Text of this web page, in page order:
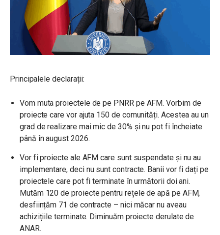
Principalele declarații:
Vom muta proiectele de pe PNRR pe AFM. Vorbim de
proiecte care vor ajuta 150 de comunități. Acestea au un
grad de realizare mai mic de 30% și nu pot fi încheiate
până în august 2026.
Vor fi proiecte ale AFM care sunt suspendate și nu au
implementare, deci nu sunt contracte. Banii vor fi dați pe
proiectele care pot fi terminate în următorii doi ani.
Mutăm 120 de proiecte pentru rețele de apă pe AFM,
desființăm 71 de contracte – nici măcar nu aveau
achizițiile terminate. Diminuăm proiecte derulate de
ANAR.